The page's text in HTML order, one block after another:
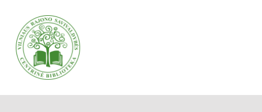
VILNIAUS RAJONO SAVIVALDYBĖS CENTRINĖ BIBLIOTEKA